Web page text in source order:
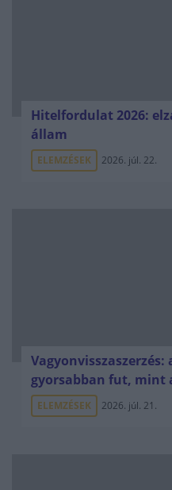
Hitelfordulat 2026:
állam
ELEMZÉSEK 2026. júl. 22.
gyorsabban fut, mint
ELEMZÉSEK 2026. júl. 21.